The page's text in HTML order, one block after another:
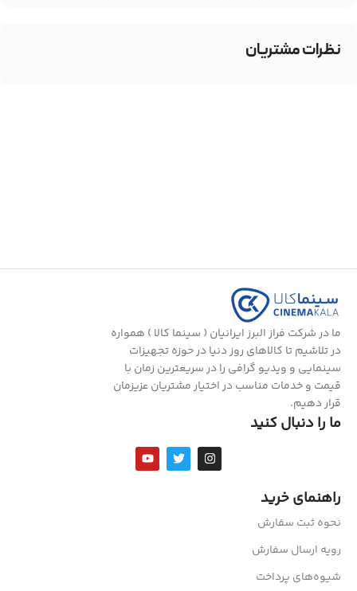
نظرات مشتریان
ما در شرکت فراز البرز ایرانیان ( سینما کالا ) همواره
در تلاشیم تا کالاهای روز دنیا در حوزه تجهیزات
سینمایی و ویدیو گرافی را در سریعترین زمان با
قیمت و خدمات مناسب در اختیار مشتریان عزیزمان
قرار دهیم.
ما را دنبال کنید
راهنمای خرید
نحوه ثبت سفارش
رویه ارسال سفارش
شیوه‌های پرداخت